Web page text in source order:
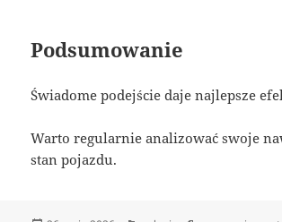
Podsumowanie
Świadome podejście daje najlepsze
Warto regularnie analizować swoje
stan pojazdu.